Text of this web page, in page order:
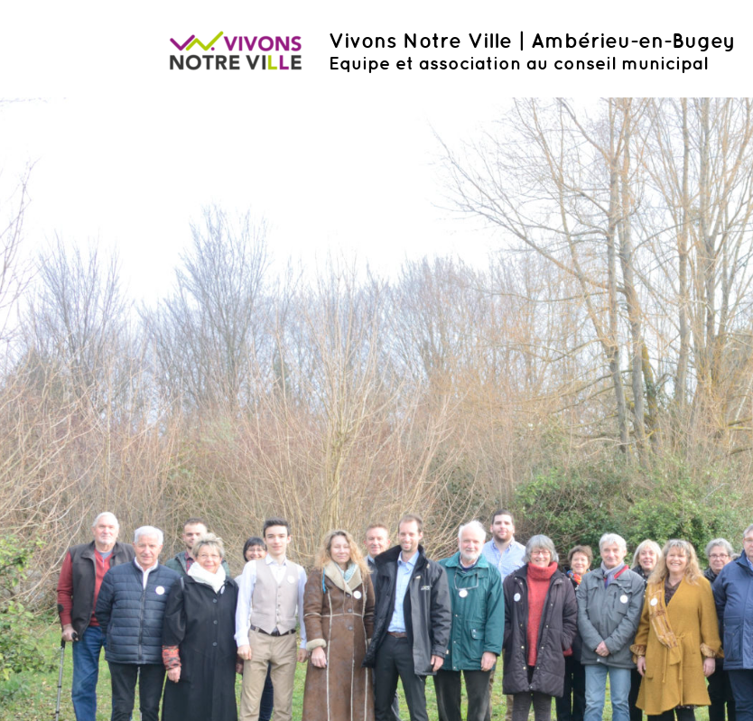
Vivons Notre Ville | Ambérieu-en-Bugey
Equipe et association au conseil municipal